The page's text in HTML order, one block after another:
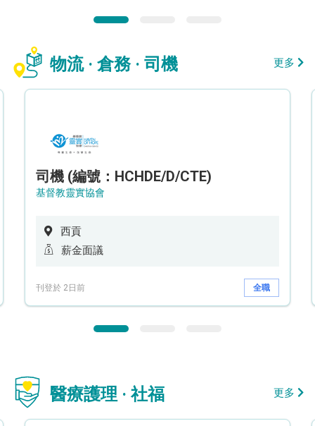
物流 · 倉務 · 司機 更多
司機 (編號：HCHDE/D/CTE)
基督教靈實協會
西貢
薪金面議
刊登於 2日前 全職
醫療護理 · 社福 更多